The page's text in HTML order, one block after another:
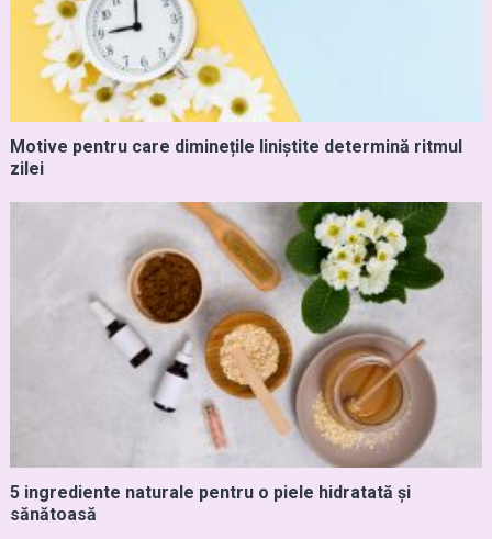
Motive pentru care diminețile liniștite determină ritmul
zilei
5 ingrediente naturale pentru o piele hidratată și
sănătoasă